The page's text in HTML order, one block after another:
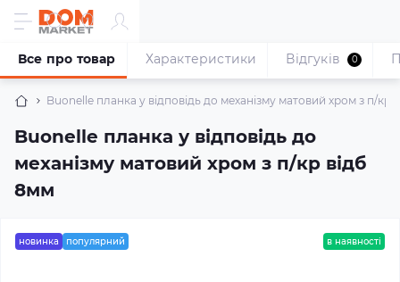
Buonelle планка у відповідь до механізму матовий хром з п/кр
Buonelle планка у відповідь до
механізму матовий хром з п/кр відб
8мм
Все про товар Характеристики Відгуків 0
новинка популярний в наявності